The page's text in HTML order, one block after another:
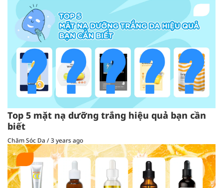
Top 5 mặt nạ dưỡng trắng hiệu quả bạn cần
biết
Chăm Sóc Da /3 years ago